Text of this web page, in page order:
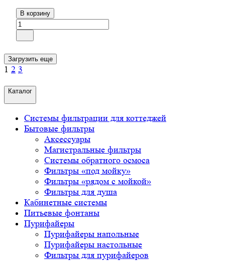
В корзину
Загрузить еще
1 2 3
Каталог
Системы фильтрации для коттеджей
Бытовые фильтры
Аксессуары
Магистральные фильтры
Системы обратного осмоса
Фильтры «под мойку»
Фильтры «рядом с мойкой»
Фильтры для душа
Кабинетные системы
Питьевые фонтаны
Пурифайеры
Пурифайеры напольные
Пурифайеры настольные
Фильтры для пурифайеров